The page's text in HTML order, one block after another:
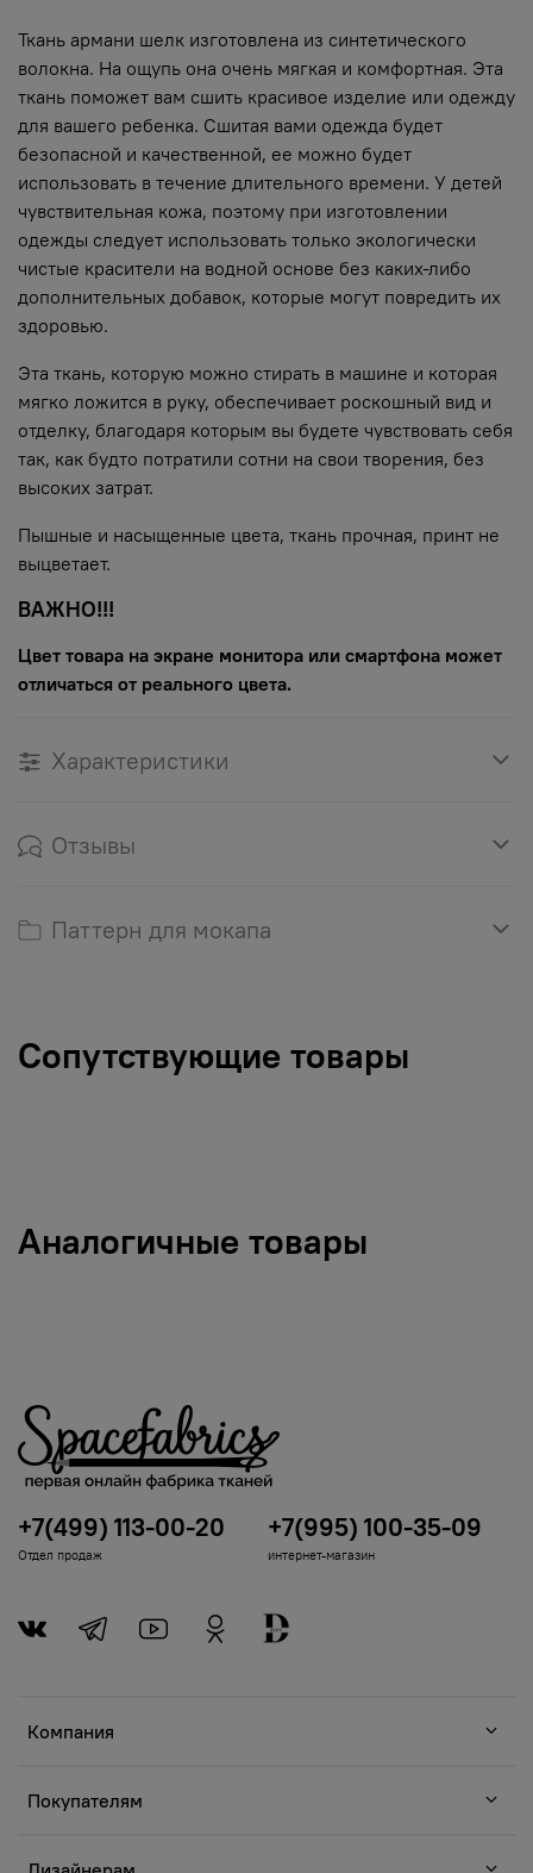
Ткань армани шелк изготовлена из синтетического
волокна. На ощупь она очень мягкая и комфортная. Эта
ткань поможет вам сшить красивое изделие или одежду
для вашего ребенка. Сшитая вами одежда будет
безопасной и качественной, ее можно будет
использовать в течение длительного времени. У детей
чувствительная кожа, поэтому при изготовлении
одежды следует использовать только экологически
чистые красители на водной основе без каких-либо
дополнительных добавок, которые могут повредить их
здоровью.
Эта ткань, которую можно стирать в машине и которая
мягко ложится в руку, обеспечивает роскошный вид и
отделку, благодаря которым вы будете чувствовать себя
так, как будто потратили сотни на свои творения, без
высоких затрат.
Пышные и насыщенные цвета, ткань прочная, принт не
выцветает.
ВАЖНО!!!
Цвет товара на экране монитора или смартфона может
отличаться от реального цвета.
Характеристики
Отзывы
Паттерн для мокапа
Сопутствующие товары
Аналогичные товары
Компания
Покупателям
+7(499) 113-00-20
Отдел продаж
+7(995) 100-35-09
интернет-магазин